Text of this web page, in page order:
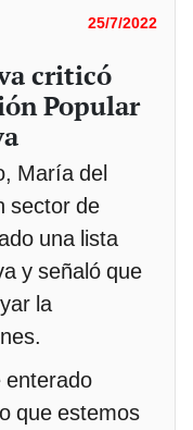
25/7/2022
criticó
Popular
María del
sector de
una lista
y señaló que
la
enterado
que estemos